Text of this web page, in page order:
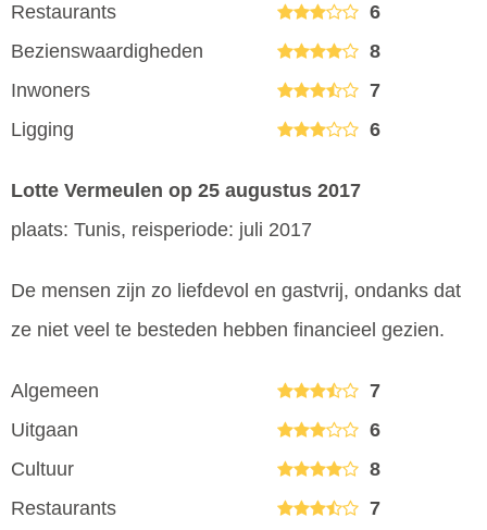
Restaurants
6
Bezienswaardigheden
8
Inwoners
7
Ligging
6
Lotte Vermeulen op 25 augustus 2017
plaats: Tunis, reisperiode: juli 2017
De mensen zijn zo liefdevol en gastvrij, ondanks dat
ze niet veel te besteden hebben financieel gezien.
Algemeen
7
Uitgaan
6
Cultuur
8
Restaurants
7